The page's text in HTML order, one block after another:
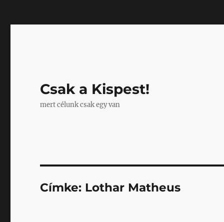
Csak a Kispest!
mert célunk csak egy van
Címke: Lothar Matheus